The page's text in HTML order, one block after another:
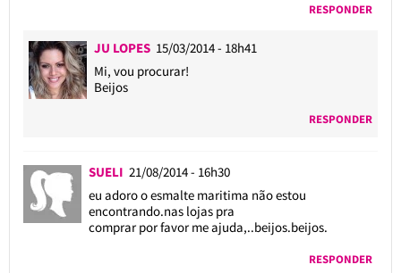
RESPONDER
JU LOPES 15/03/2014 - 18h41
Mi, vou procurar!
Beijos
RESPONDER
SUELI 21/08/2014 - 16h30
eu adoro o esmalte maritima não estou
encontrando.nas lojas pra
comprar por favor me ajuda,..beijos.beijos.
RESPONDER